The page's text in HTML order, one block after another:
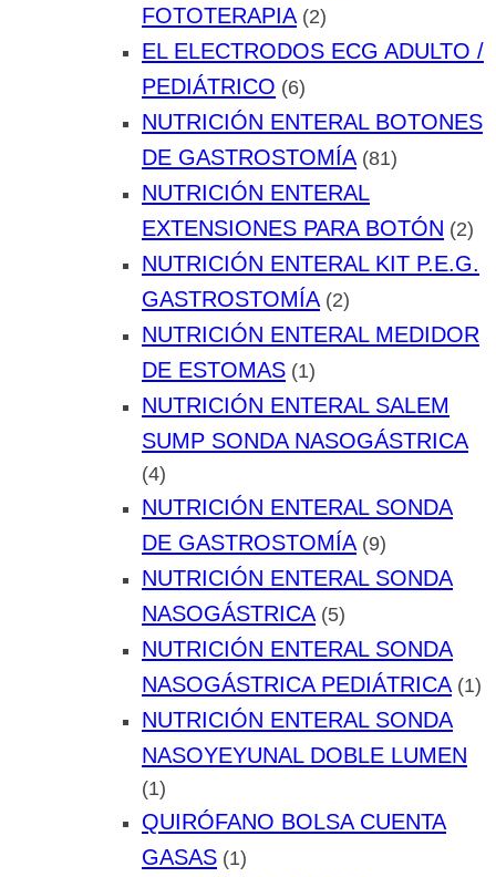
FOTOTERAPIA (2)
EL ELECTRODOS ECG ADULTO /
PEDIÁTRICO (6)
NUTRICIÓN ENTERAL BOTONES
DE GASTROSTOMÍA (81)
NUTRICIÓN ENTERAL
EXTENSIONES PARA BOTÓN (2)
NUTRICIÓN ENTERAL KIT P.E.G.
GASTROSTOMÍA (2)
NUTRICIÓN ENTERAL MEDIDOR
DE ESTOMAS (1)
NUTRICIÓN ENTERAL SALEM
SUMP SONDA NASOGÁSTRICA
(4)
NUTRICIÓN ENTERAL SONDA
DE GASTROSTOMÍA (9)
NUTRICIÓN ENTERAL SONDA
NASOGÁSTRICA (5)
NUTRICIÓN ENTERAL SONDA
NASOGÁSTRICA PEDIÁTRICA (1)
NUTRICIÓN ENTERAL SONDA
NASOYEYUNAL DOBLE LUMEN
(1)
QUIRÓFANO BOLSA CUENTA
GASAS (1)